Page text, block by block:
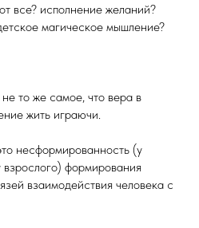
все? исполнение желаний?
магическое мышление?
то же самое, что вера в
жить играючи.
несформированность (у
формирования
взаимодействия человека с